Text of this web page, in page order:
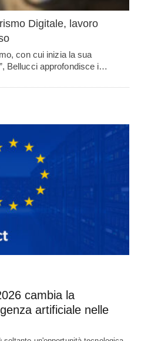
Digitale, lavoro
con cui inizia la sua
Bellucci approfondisce i…
cambia la
artificiale nelle